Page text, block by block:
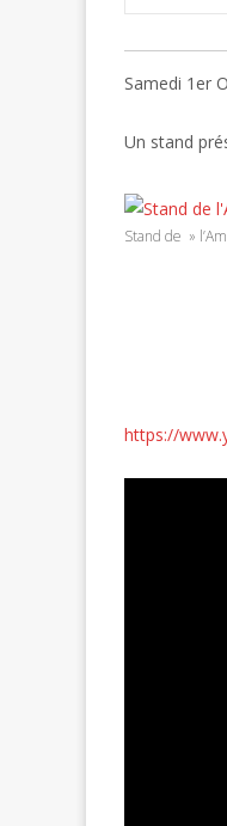
Samedi 1er
Un stand
Stand de »
https://